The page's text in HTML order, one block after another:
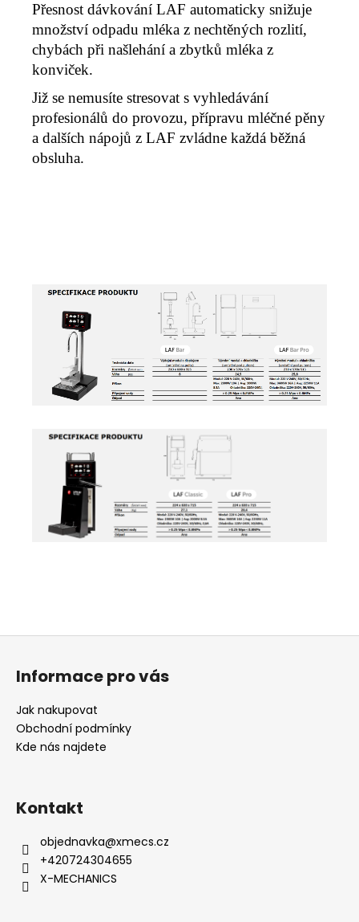
Přesnost dávkování LAF automaticky snižuje
množství odpadu mléka z nechtěných rozlití,
chybách při našlehání a zbytků mléka z
konviček.
Již se nemusíte stresovat s vyhledávání
profesionálů do provozu, přípravu mléčné pěny
a dalších nápojů z LAF zvládne každá běžná
obsluha.
Z
Informace pro vás
Jak nakupovat
Obchodní podmínky
Kde nás najdete
Kontakt
objednavka@xmecs.cz
+420724304655
X-MECHANICS